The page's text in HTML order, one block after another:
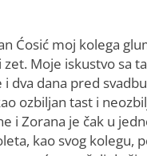
Ćosić moj kolega
Moje iskustvo sa
dana pred
ozbiljan tast i
i Zorana je čak u
kao svog kolegu,